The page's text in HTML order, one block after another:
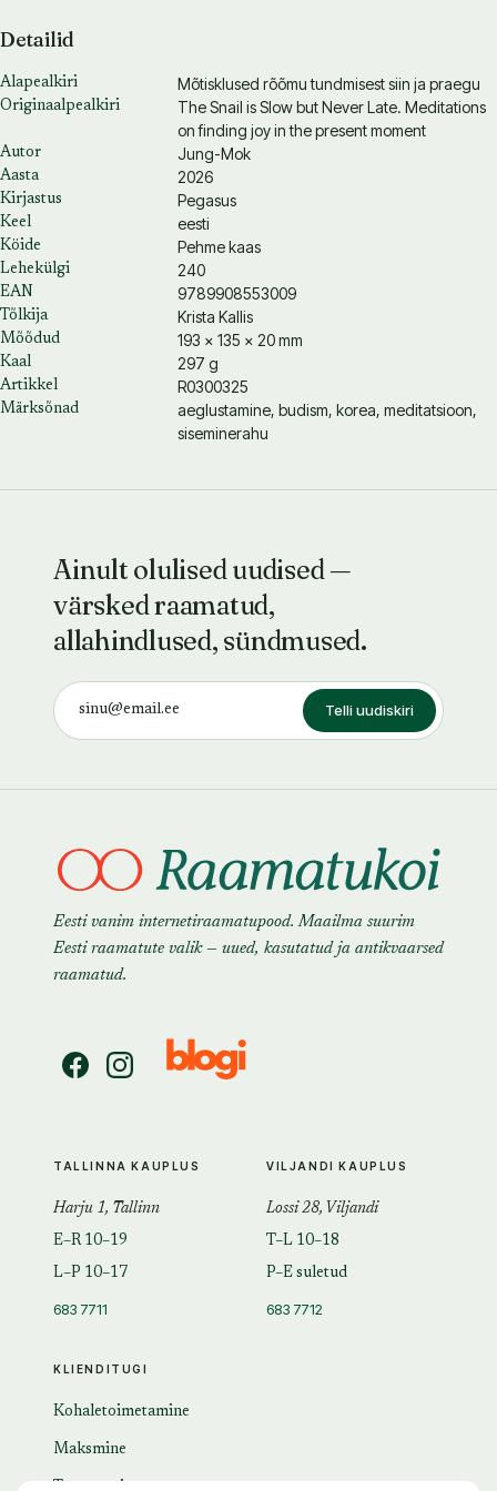
Detailid
Alapealkiri Mõtisklused rõõmu tundmisest siin ja praegu
Originaalpealkiri
The Snail is Slow but Never Late. Meditations
on finding joy in the present moment
Autor Jung-Mok
Aasta 2026
Kirjastus Pegasus
Keel eesti
Köide Pehme kaas
Lehekülgi 240
EAN 9789908553009
Tõlkija Krista Kallis
Mõõdud 193 × 135 × 20 mm
Kaal 297 g
Artikkel R0300325
Märksõnad
aeglustamine, budism, korea, meditatsioon,
siseminerahu
Ainult olulised uudised —
värsked raamatud,
allahindlused, sündmused.
Telli uudiskiri
Eesti vanim internetiraamatupood. Maailma suurim
Eesti raamatute valik — uued, kasutatud ja antikvaarsed
raamatud.
KLIENDITUGI
Kohaletoimetamine
Maksmine
TALLINNA KAUPLUS
Harju 1, Tallinn
E–R 10–19
L–P 10–17
683 7711
VILJANDI KAUPLUS
Lossi 28, Viljandi
T–L 10–18
P–E suletud
683 7712